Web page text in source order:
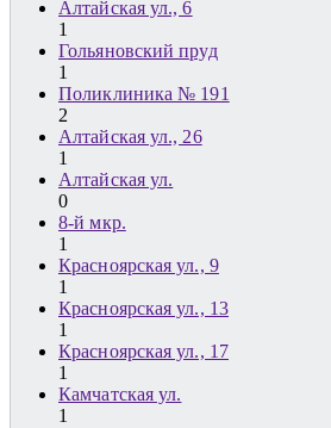
Алтайская ул., 6
1
Гольяновский пруд
1
Поликлиника № 191
2
Алтайская ул., 26
1
Алтайская ул.
0
8-й мкр.
1
Красноярская ул., 9
1
Красноярская ул., 13
1
Красноярская ул., 17
1
Камчатская ул.
1